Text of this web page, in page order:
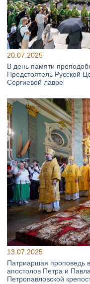
20.07.2025
В день памяти
Предстоятель Русской
Сергиевой лавре
13.07.2025
Патриаршая проповедь
апостолов Петра и
Петропавловской